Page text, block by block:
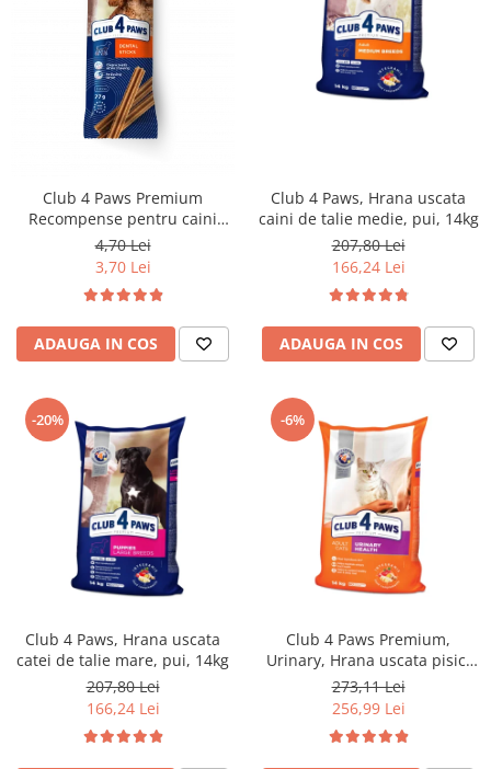
Club 4 Paws Premium
Recompense pentru caini
Dental Stick, 77g
4,70 Lei
3,70 Lei
ADAUGA IN COS
Club 4 Paws, Hrana uscata
caini de talie medie, pui, 14kg
207,80 Lei
166,24 Lei
ADAUGA IN COS
-20%
Club 4 Paws, Hrana uscata
catei de talie mare, pui, 14kg
207,80 Lei
166,24 Lei
-6%
Club 4 Paws Premium,
Urinary, Hrana uscata pisici
adulte, 14kg
273,11 Lei
256,99 Lei